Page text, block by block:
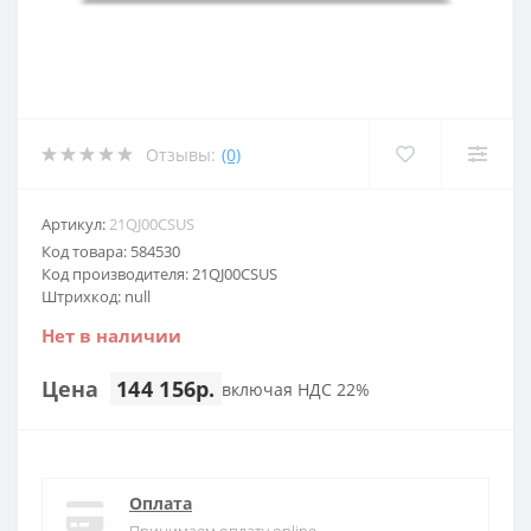
Отзывы: (0)
Артикул:21QJ00CSUS
Код товара: 584530
Код производителя: 21QJ00CSUS
Штрихкод: null
Нет в наличии
Цена 144 156р. включая НДС 22%
Оплата